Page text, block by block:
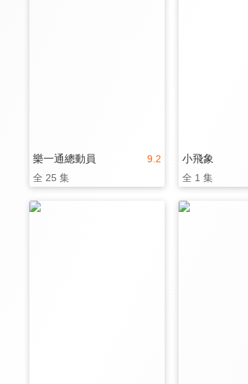
9.2
樂一通總動員
全 25 集
小飛象
全 1 集